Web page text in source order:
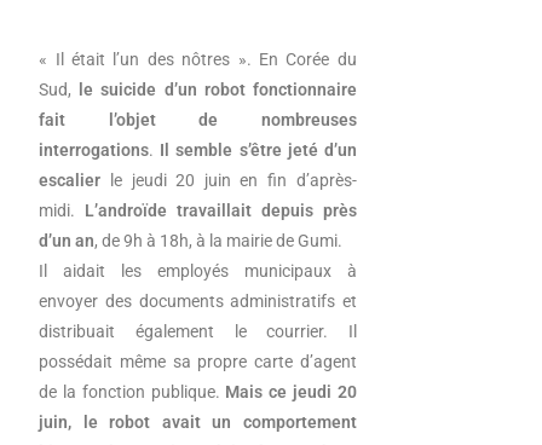
« Il était l’un des nôtres ». En Corée du
Sud,
le suicide d’un robot fonctionnaire
fait l’objet de nombreuses
interrogations. Il semble s’être jeté d’un
escalier le jeudi 20 juin en fin d’après-
midi.
L’androïde travaillait depuis près
d’un an, de 9h à 18h, à la mairie de Gumi.
Il aidait les employés municipaux à
envoyer des documents administratifs et
distribuait également le courrier. Il
possédait même sa propre carte d’agent
de la fonction publique. Mais ce jeudi 20
juin, le robot avait un comportement